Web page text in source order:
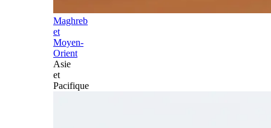
Maghreb
et
Moyen-
Orient
Asie
et
Pacifique